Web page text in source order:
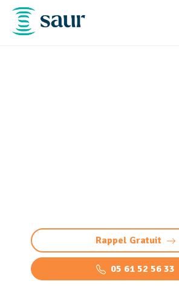
Rappel Gratuit
05 61 52 56 33